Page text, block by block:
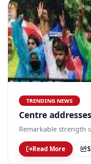
TRENDING NEWS
Remarkable strength
Read More